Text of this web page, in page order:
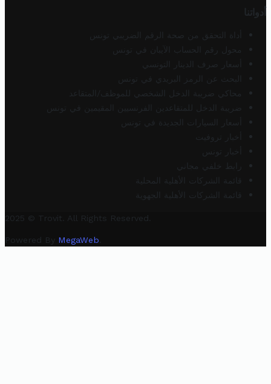
أدواتنا
أداة التحقق من صحة الرقم الضريبي تونس
محول رقم الحساب الآيبان في تونس
أسعار صرف الدينار التونسي
البحث عن الرمز البريدي في تونس
محاكي ضريبة الدخل الشخصي للموظف/المتقاعد
ضريبة الدخل للمتقاعدين الفرنسيين المقيمين في تونس
أسعار السيارات الجديدة في تونس
أخبار تروفيت
أخبار تونس
رابط خلفي مجاني
قائمة الشركات الأهلية المحلية
قائمة الشركات الأهلية الجهوية
2025 © Trovit. All Rights Reserved.
Powered By MegaWeb